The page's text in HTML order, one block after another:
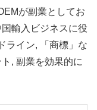
が副業としてお
輸入ビジネスに役
ライン, 「商標」な
, 副業を効果的に